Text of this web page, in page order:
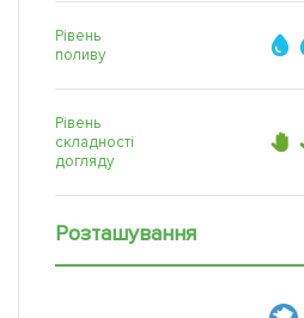
Рівень
поливу
Рівень
складності
догляду
Розташування